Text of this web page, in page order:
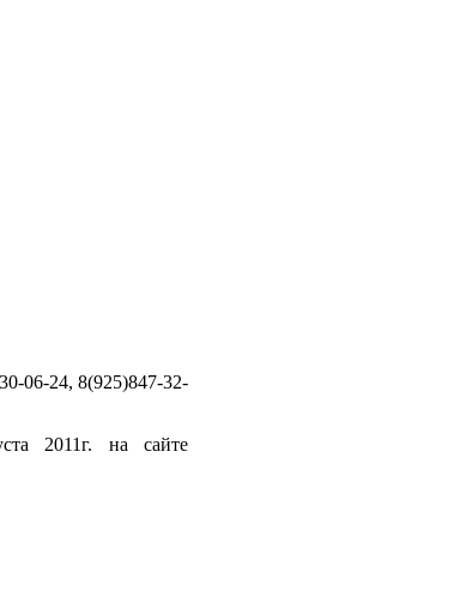
06-24, 8(925)847-32-
2011г. на сайте